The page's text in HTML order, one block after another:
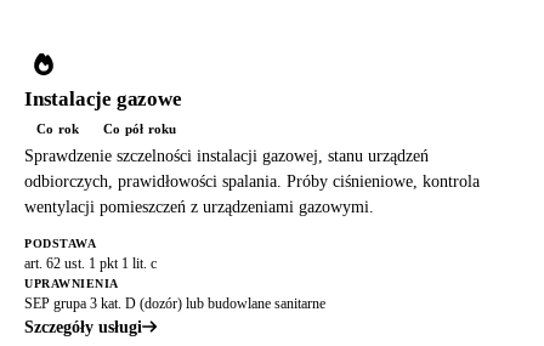
Instalacje gazowe
Co rok Co pół roku
Sprawdzenie szczelności instalacji gazowej, stanu urządzeń
odbiorczych, prawidłowości spalania. Próby ciśnieniowe, kontrola
wentylacji pomieszczeń z urządzeniami gazowymi.
PODSTAWA
art. 62 ust. 1 pkt 1 lit. c
UPRAWNIENIA
SEP grupa 3 kat. D (dozór) lub budowlane sanitarne
Szczegóły usługi